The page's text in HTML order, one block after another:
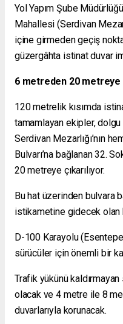
Yol Yapım Şube
Mahallesi (Serdivan
içine girmeden geçiş
güzergâhta istinat duvar
6 metreden 20 metreye
120 metrelik kısımda
tamamlayan ekipler, dolgu
Serdivan Mezarlığı’nın
Bulvarı’na bağlanan 32.
20 metreye çıkarılıyor.
Bu hat üzerinden bulvara
istikametine gidecek olan
D-100 Karayolu
sürücüler için önemli bir
Trafik yükünü
olacak ve 4 metre ile 8
duvarlarıyla korunacak.